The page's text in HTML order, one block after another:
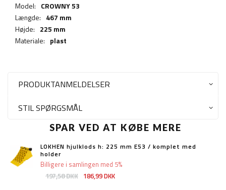
Model: CROWNY 53
Længde: 467 mm
Højde: 225 mm
Materiale: plast
PRODUKTANMELDELSER
STIL SPØRGSMÅL
SPAR VED AT KØBE MERE
LOKHEN hjulklods h: 225 mm E53 / komplet med
holder
197,58 DKK 186,99 DKK
Billigere i samlingen med 5%